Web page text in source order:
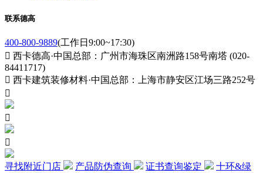
联系德高
400-800-9889(工作日9:00~17:30)
 西卡德高·中国总部：广州市海珠区南洲路158号南塔 (020-
84411717)
 西卡建筑装修材料·中国总部：上海市静安区江场三路252号



寻找附近门店 产品防伪查询 证书查询鉴定
十环&绿